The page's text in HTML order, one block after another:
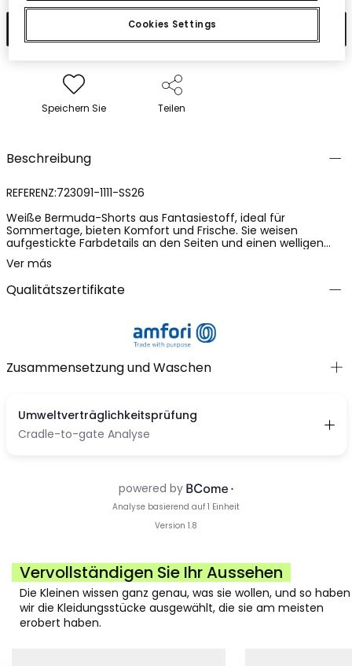
In den Warenkorb
Speichern Sie Teilen
Beschreibung
REFERENZ:723091-1111-SS26
Weiße Bermuda-Shorts aus Fantasiestoff, ideal für
Sommertage, bieten Komfort und Frische. Sie weisen
aufgestickte Farbdetails an den Seiten und einen welligen
Saum auf, die eine lustige und farbenfrohe Note hinzufügen.
Ihr funktionales Design umfasst einen elastischen Bund mit
Kordelzug, der sich gut für Kinder von 12 Monaten bis 10
Jahren anpasst. Sie sind perfekt, um mit leichten T-Shirts
Ver más
Qualitätszertifikate
Zusammensetzung und Waschen
Vervollständigen Sie Ihr Aussehen
Die Kleinen wissen ganz genau, was sie wollen, und so haben
wir die Kleidungsstücke ausgewählt, die sie am meisten
erobert haben.
Cookies Settings